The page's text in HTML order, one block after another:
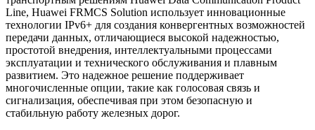
Line, Huawei FRMCS Solution использует инновационные
технологии IPv6+ для создания конвергентных возможностей
передачи данных, отличающиеся высокой надежностью,
простотой внедрения, интеллектуальными процессами
эксплуатации и технического обслуживания и плавным
развитием. Это надежное решение поддерживает
многочисленные опции, такие как голосовая связь и
сигнализация, обеспечивая при этом безопасную и
стабильную работу железных дорог.